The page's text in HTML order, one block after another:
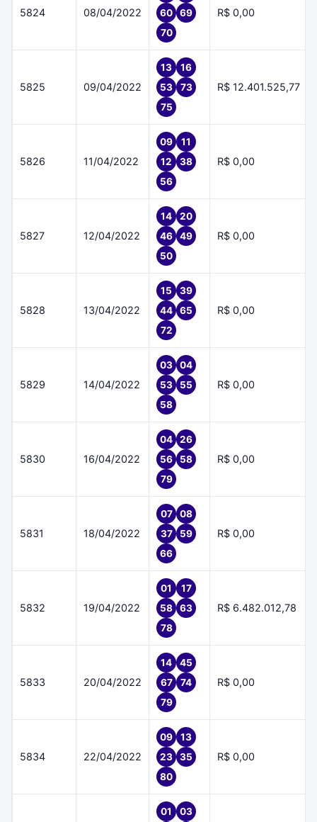
5824 08/04/2022
60
69
70
R$ 0,00
5825 09/04/2022
13
16
53
73
75
R$ 12.401.525,77
5826 11/04/2022
09
11
12
38
56
R$ 0,00
5827 12/04/2022
14
20
46
49
50
R$ 0,00
5828 13/04/2022
15
39
44
65
72
R$ 0,00
5829 14/04/2022
03
04
53
55
58
R$ 0,00
5830 16/04/2022
04
26
56
58
79
R$ 0,00
5831 18/04/2022
07
08
37
59
66
R$ 0,00
5832 19/04/2022
01
17
58
63
78
R$ 6.482.012,78
5833 20/04/2022
14
45
67
74
79
R$ 0,00
5834 22/04/2022
09
13
23
35
80
R$ 0,00
01 03